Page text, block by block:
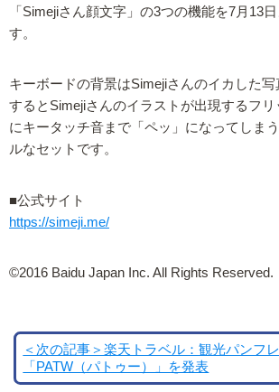
「Simejiさん顔文字」の3つの機能を7月13
す。
キーボードの背景はSimejiさんのイカした
するとSimejiさんのイラストが出現するフリ
にキータッチ音まで「ペッ」になってしま
ルなセットです。
■公式サイト
https://simeji.me/
©2016 Baidu Japan Inc. All Rights Reserved.
＜次の記事＞楽天トラベル：観光パンフ
「PATW（パトゥー）」を発表